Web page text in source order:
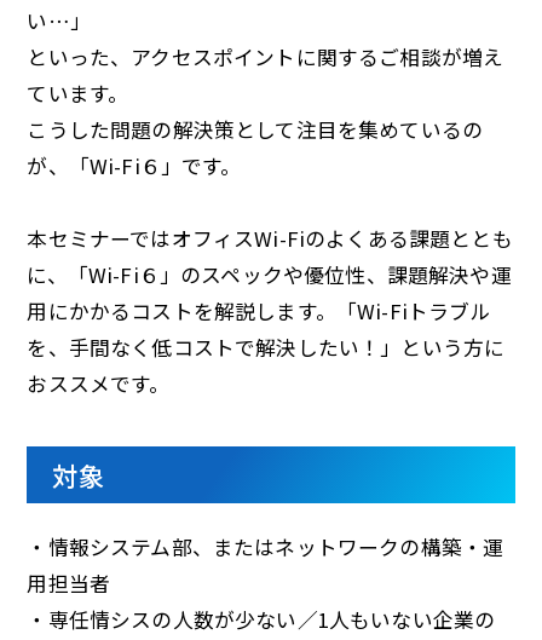
い…」
といった、アクセスポイントに関するご相談が増え
ています。
こうした問題の解決策として注目を集めているの
が、「Wi-Fi６」です。
本セミナーではオフィスWi-Fiのよくある課題ととも
に、「Wi-Fi６」のスペックや優位性、課題解決や運
用にかかるコストを解説します。「Wi-Fiトラブル
を、手間なく低コストで解決したい！」という方に
おススメです。
対象
・情報システム部、またはネットワークの構築・運
用担当者
・専任情シスの人数が少ない／1人もいない企業の